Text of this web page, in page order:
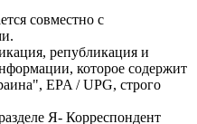
совместно с
републикация и
которое содержит
EPA / UPG, строго
Я- Корреспондент